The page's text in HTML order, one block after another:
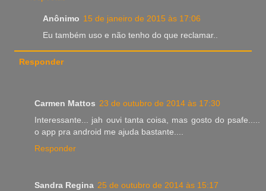
Anônimo 15 de janeiro de 2015 às 17:06
Eu também uso e não tenho do que reclamar..
Responder
Carmen Mattos 23 de outubro de 2014 às 17:30
Interessante... jah ouvi tanta coisa, mas gosto do psafe.....
o app pra android me ajuda bastante....
Responder
Sandra Regina 25 de outubro de 2014 às 15:17